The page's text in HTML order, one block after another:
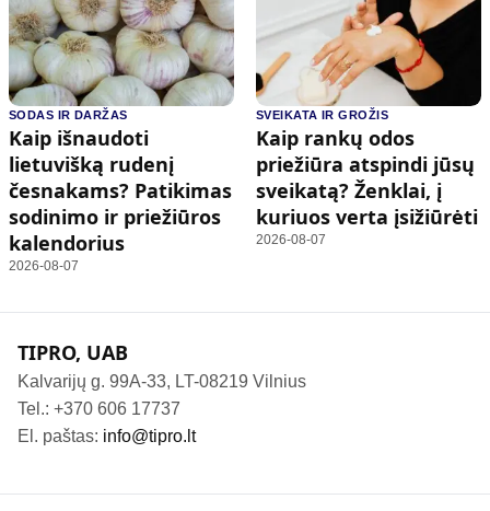
SODAS IR DARŽAS
Kaip išnaudoti
lietuvišką rudenį
česnakams? Patikimas
sodinimo ir priežiūros
kalendorius
2026-08-07
SVEIKATA IR GROŽIS
Kaip rankų odos
priežiūra atspindi jūsų
sveikatą? Ženklai, į
kuriuos verta įsižiūrėti
2026-08-07
TIPRO, UAB
Kalvarijų g. 99A-33, LT-08219 Vilnius
Tel.: +370 606 17737
El. paštas: info@tipro.lt